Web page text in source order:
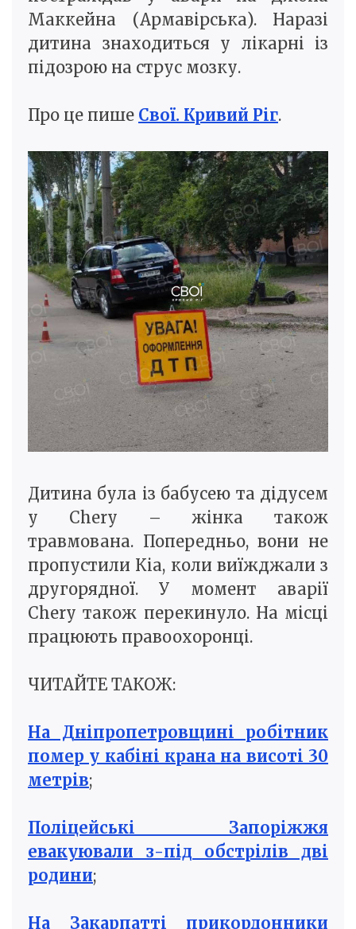
Маккейна (Армавірська). Наразі
дитина знаходиться у лікарні із
підозрою на струс мозку.
Про це пише Свої. Кривий Ріг.
Дитина була із бабусею та дідусем
у Chery – жінка також
травмована. Попередньо, вони не
пропустили Кіа, коли виїжджали з
другорядної. У момент аварії
Chery також перекинуло. На місці
працюють правоохоронці.
ЧИТАЙТЕ ТАКОЖ:
На Дніпропетровщині робітник
помер у кабіні крана на висоті 30
метрів;
Поліцейські Запоріжжя
евакуювали з-під обстрілів дві
родини;
На Закарпатті прикордонники